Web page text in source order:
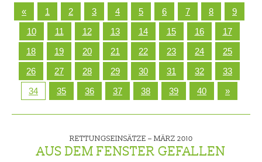
« 1 2 3 4 5 6 7 8
9
10
11 12 13 14 15 16
17
18
19 20 21 22 23 24
25
26
27 28 29 30 31 32
33
34
35 36 37 38 39 40 »
RETTUNGSEINSÄTZE – MÄRZ 2010
AUS DEM FENSTER GEFALLEN